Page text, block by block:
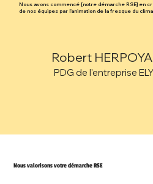
Nous avons commencé [notre démarche RSE] en
de nos équipes par l'animation de la fresque du
Robert
PDG de l'entreprise
Nous valorisons votre démarche RSE